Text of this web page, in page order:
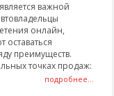
важной
онлайн,
преимуществ.
точках продаж:
подробнее...